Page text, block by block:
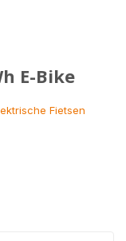
E-Bike
Fietsen